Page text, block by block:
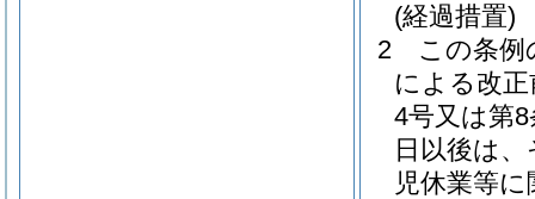
(経過措置)
2
この条例
による改
4号又は第
日以後は
児休業等